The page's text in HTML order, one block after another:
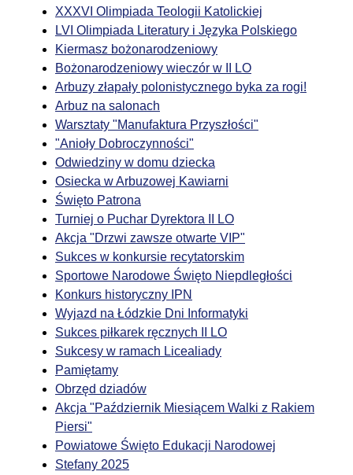
XXXVI Olimpiada Teologii Katolickiej
LVI Olimpiada Literatury i Języka Polskiego
Kiermasz bożonarodzeniowy
Bożonarodzeniowy wieczór w II LO
Arbuzy złapały polonistycznego byka za rogi!
Arbuz na salonach
Warsztaty "Manufaktura Przyszłości"
"Anioły Dobroczynności"
Odwiedziny w domu dziecka
Osiecka w Arbuzowej Kawiarni
Święto Patrona
Turniej o Puchar Dyrektora II LO
Akcja "Drzwi zawsze otwarte VIP"
Sukces w konkursie recytatorskim
Sportowe Narodowe Święto Niepdległości
Konkurs historyczny IPN
Wyjazd na Łódzkie Dni Informatyki
Sukces piłkarek ręcznych II LO
Sukcesy w ramach Licealiady
Pamiętamy
Obrzęd dziadów
Akcja "Październik Miesiącem Walki z Rakiem
Piersi"
Powiatowe Święto Edukacji Narodowej
Stefany 2025